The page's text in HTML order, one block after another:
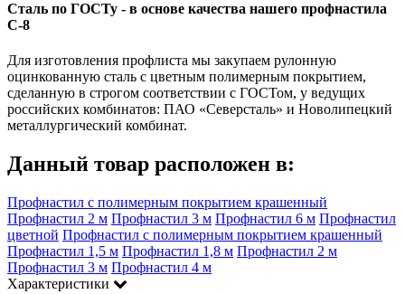
Сталь по ГОСТу - в основе качества нашего профнастила
C-8
Для изготовления профлиста мы закупаем рулонную
оцинкованную сталь с цветным полимерным покрытием,
сделанную в строгом соответствии с ГОСТом, у ведущих
российских комбинатов: ПАО «Северсталь» и Новолипецкий
металлургический комбинат.
Данный товар расположен в:
Профнастил с полимерным покрытием крашенный
Профнастил 2 м Профнастил 3 м Профнастил 6 м Профнастил
цветной Профнастил с полимерным покрытием крашенный
Профнастил 1,5 м Профнастил 1,8 м Профнастил 2 м
Профнастил 3 м Профнастил 4 м
Характеристики